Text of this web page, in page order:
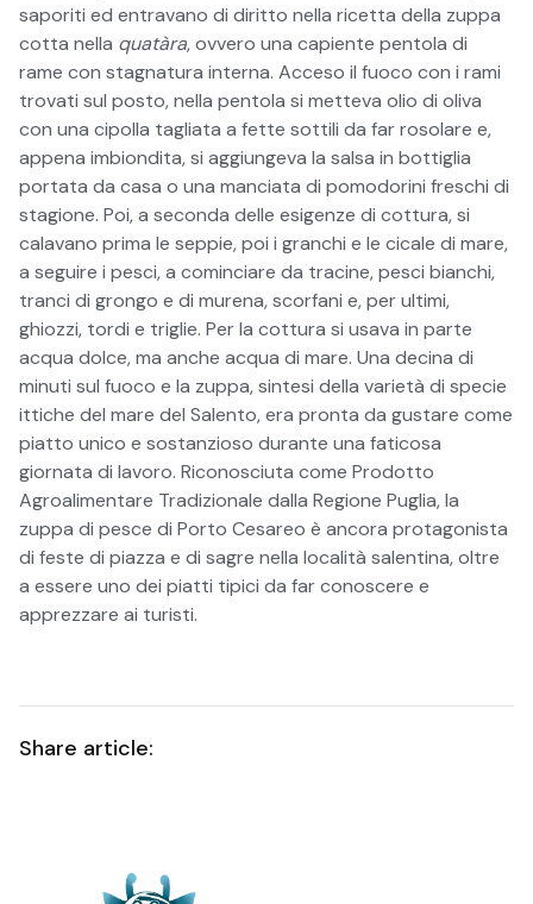
saporiti ed entravano di diritto nella ricetta della zuppa
cotta nella quatàra, ovvero una capiente pentola di
rame con stagnatura interna. Acceso il fuoco con i rami
trovati sul posto, nella pentola si metteva olio di oliva
con una cipolla tagliata a fette sottili da far rosolare e,
appena imbiondita, si aggiungeva la salsa in bottiglia
portata da casa o una manciata di pomodorini freschi di
stagione. Poi, a seconda delle esigenze di cottura, si
calavano prima le seppie, poi i granchi e le cicale di mare,
a seguire i pesci, a cominciare da tracine, pesci bianchi,
tranci di grongo e di murena, scorfani e, per ultimi,
ghiozzi, tordi e triglie. Per la cottura si usava in parte
acqua dolce, ma anche acqua di mare. Una decina di
minuti sul fuoco e la zuppa, sintesi della varietà di specie
ittiche del mare del Salento, era pronta da gustare come
piatto unico e sostanzioso durante una faticosa
giornata di lavoro. Riconosciuta come Prodotto
Agroalimentare Tradizionale dalla Regione Puglia, la
zuppa di pesce di Porto Cesareo è ancora protagonista
di feste di piazza e di sagre nella località salentina, oltre
a essere uno dei piatti tipici da far conoscere e
apprezzare ai turisti.
Share article: